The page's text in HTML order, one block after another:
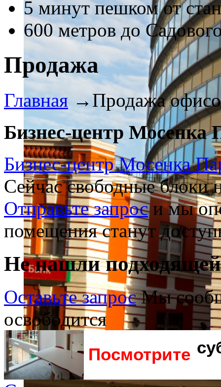
5 минут пешком от
600 метров до
Продажа
Главная →Продажа
Бизнес-центр Мосенка
Бизнес-центр Мосенка
Сейчас свободные блоки
Отправьте запроси мы
помещения станут
Не нашли
Оставьте запрос Мы
освободится
Посмотрите